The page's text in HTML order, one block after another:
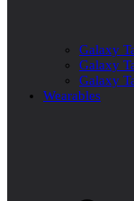
Galaxy
Galaxy
Galaxy
Wearables